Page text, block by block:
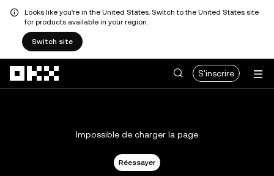
Looks like you're in the United States. Switch to the United States site
for products available in your region.
Switch site
S'inscrire
Impossible de charger la page
Réessayer